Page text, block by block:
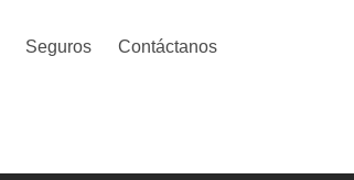
Seguros Contáctanos